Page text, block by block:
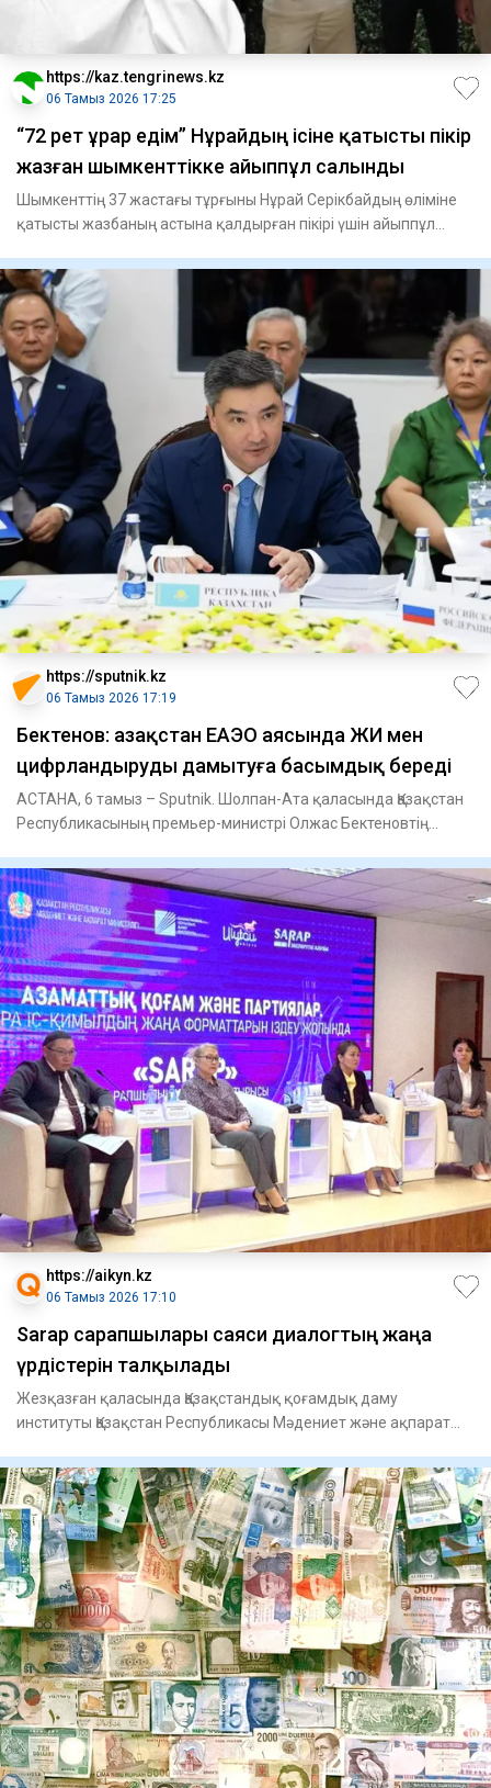
https://kaz.tengrinews.kz
06 Тамыз 2026 17:25
“72 рет ұрар едім” Нұрайдың ісіне қатысты пікір
жазған шымкенттікке айыппұл салынды
Шымкенттің 37 жастағы тұрғыны Нұрай Серікбайдың өліміне
қатысты жазбаның астына қалдырған пікірі үшін айыппұл
https://sputnik.kz
06 Тамыз 2026 17:19
Бектенов: Қазақстан ЕАЭО аясында ЖИ мен
цифрландыруды дамытуға басымдық береді
АСТАНА, 6 тамыз – Sputnik. Шолпан-Ата қаласында Қазақстан
Республикасының премьер-министрі Олжас Бектеновтің
https://aikyn.kz
06 Тамыз 2026 17:10
Sarap сарапшылары саяси диалогтың жаңа
үрдістерін талқылады
Жезқазған қаласында Қазақстандық қоғамдық даму
институты Қазақстан Республикасы Мәдениет және ақпарат